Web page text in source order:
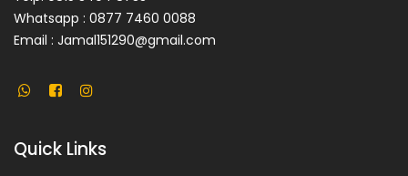
Whatsapp : 0877 7460 0088
Email : Jamal151290@gmail.com
Quick Links